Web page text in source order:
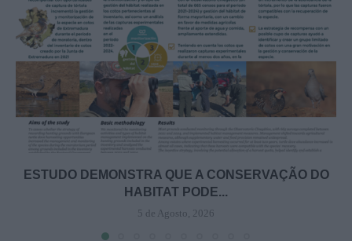
ESTUDO DEMONSTRA QUE A CONSERVAÇÃO DO
HABITAT PODE...
5 de Agosto, 2026